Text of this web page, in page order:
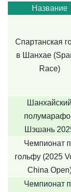
Название
Спартанская
в Шанхае
Race)
Шанхайский
Шэшань
Чемпионат
гольфу (2025
China
Чемпионат